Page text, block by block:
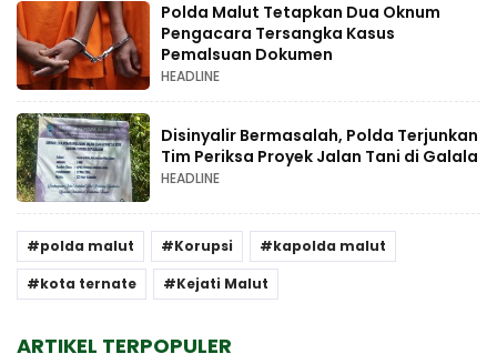
Polda Malut Tetapkan Dua Oknum
Pengacara Tersangka Kasus
Pemalsuan Dokumen
HEADLINE
Disinyalir Bermasalah, Polda Terjunkan
Tim Periksa Proyek Jalan Tani di Galala
HEADLINE
polda malut Korupsi
kapolda malut
kota ternate
Kejati Malut
ARTIKEL TERPOPULER